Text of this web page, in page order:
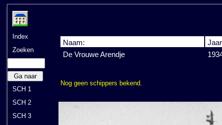
Index
Zoeken
Ga naar
SCH 1
SCH 2
SCH 3
Naam:
De Vrouwe Arendje
Nog geen schippers bekend.